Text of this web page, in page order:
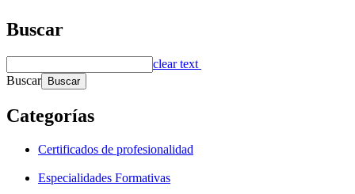
Buscar
clear text
Buscar
Categorías
Certificados de profesionalidad
Especialidades Formativas